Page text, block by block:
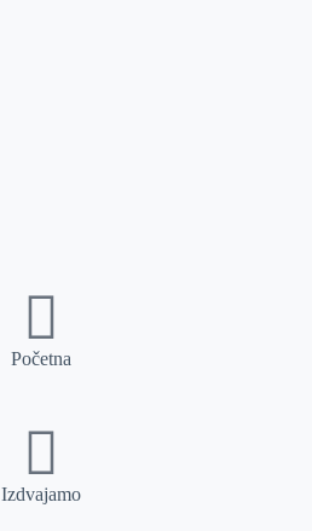
Početna
Izdvajamo